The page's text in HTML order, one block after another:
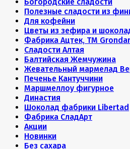
Полезные сладости из
Для кофейни
Цветы из зефира и
Фабрика Ацтек, ТМ
Сладости Алтая
Балтийская Жемчужина
Жевательный мармелад
Печенье Кантуччини
Маршмеллоу фигурное
Династия
Шоколад фабрики Libertad
Фабрика СладАрт
Акции
Новинки
Без сахара